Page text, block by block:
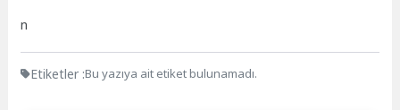
n
Etiketler :Bu yazıya ait etiket bulunamadı.